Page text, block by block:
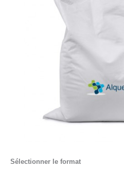
Sélectionner le format